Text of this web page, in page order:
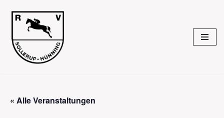
Inhalt
springen
« Alle Veranstaltungen